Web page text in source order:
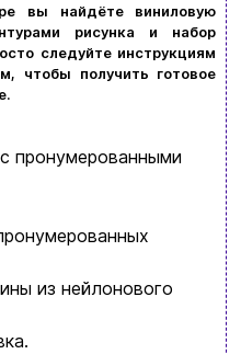
вы найдёте виниловую
рисунка и набор
следуйте инструкциям
чтобы получить готовое
пронумерованными
из нейлонового
товаров
пуста
нашего магазина и
что-нибудь